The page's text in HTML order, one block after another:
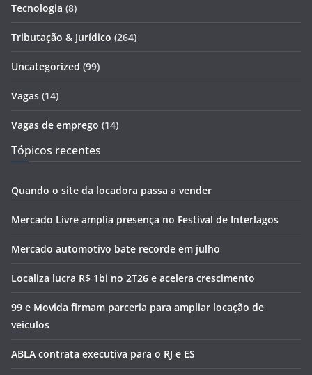
Tecnologia (8)
Tributação & Jurídico (264)
Uncategorized (99)
Vagas (14)
Vagas de emprego (14)
Tópicos recentes
Quando o site da locadora passa a vender
Mercado Livre amplia presença no Festival de Interlagos
Mercado automotivo bate recorde em julho
Localiza lucra R$ 1bi no 2T26 e acelera crescimento
99 e Movida firmam parceria para ampliar locação de
veículos
ABLA contrata executiva para o RJ e ES